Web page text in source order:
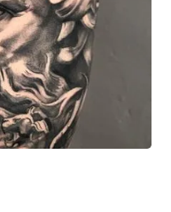
Tattoo-
um neuen